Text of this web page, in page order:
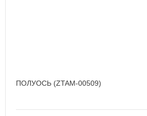
ПОЛУОСЬ (ZTAM-00509)